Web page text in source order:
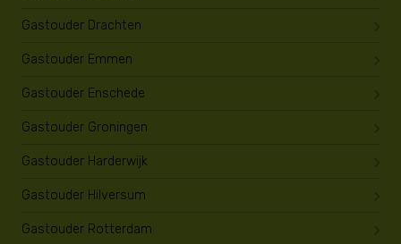
Gastouder Drachten
Gastouder Emmen
Gastouder Enschede
Gastouder Groningen
Gastouder Harderwijk
Gastouder Hilversum
Gastouder Rotterdam